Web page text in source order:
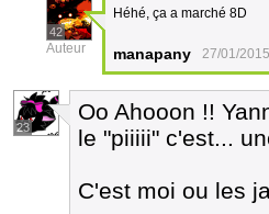
42
Auteur
Héhé, ça a marché 8D
manapany 27/01/
23
Oo Ahooon !!
le "piiiii" c'est...
C'est moi ou les